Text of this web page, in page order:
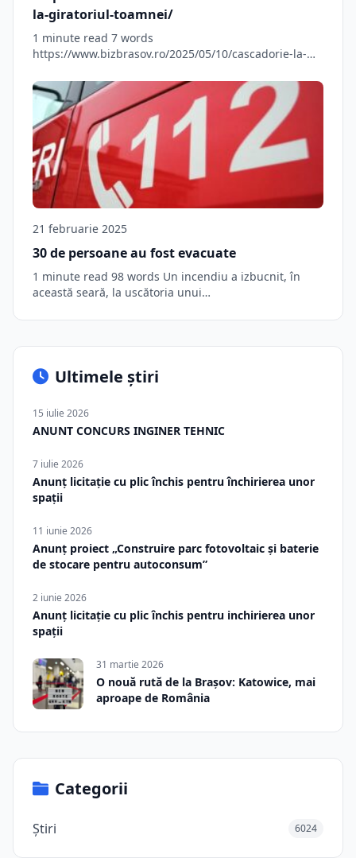
la-giratoriul-toamnei/
1 minute read 7 words
https://www.bizbrasov.ro/2025/05/10/cascadorie-la-
21 februarie 2025
30 de persoane au fost evacuate
1 minute read 98 words Un incendiu a izbucnit, în
această seară, la uscătoria unui…
Ultimele știri
15 iulie 2026
ANUNT CONCURS INGINER TEHNIC
7 iulie 2026
Anunț licitație cu plic închis pentru închirierea unor
spații
11 iunie 2026
Anunț proiect „Construire parc fotovoltaic și baterie
de stocare pentru autoconsum”
2 iunie 2026
Anunț licitație cu plic închis pentru inchirierea unor
spații
31 martie 2026
O nouă rută de la Brașov: Katowice, mai
aproape de România
Categorii
Știri 6024